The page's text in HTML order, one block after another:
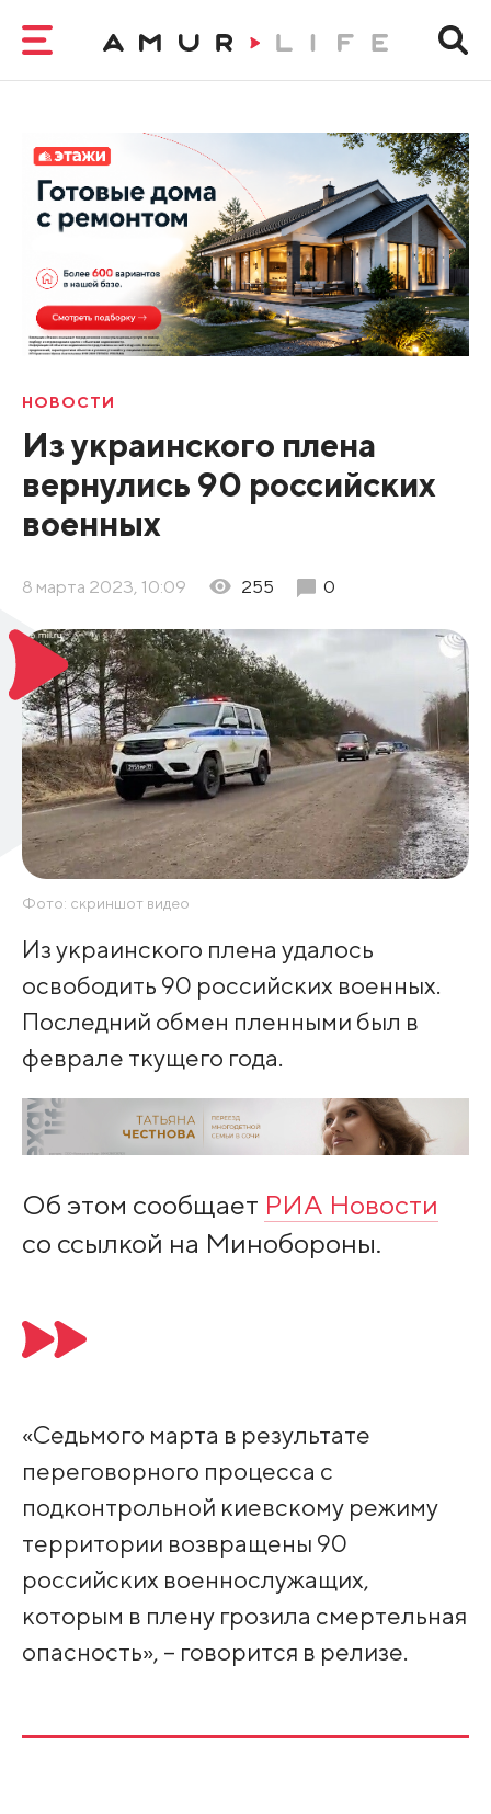
НОВОСТИ
Из украинского плена
вернулись 90 российских
военных
8 марта 2023, 10:09 255 0
Фото: скриншот видео
Из украинского плена удалось
освободить 90 российских военных.
Последний обмен пленными был в
феврале ткущего года.
Об этом сообщает РИА Новости
со ссылкой на Минобороны.
«Седьмого марта в результате
переговорного процесса с
подконтрольной киевскому режиму
территории возвращены 90
российских военнослужащих,
которым в плену грозила смертельная
опасность», – говорится в релизе.